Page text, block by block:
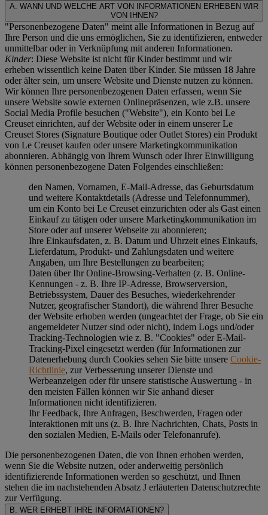
A. WANN UND WELCHE ART VON INFORMATIONEN ERHEBEN WIR
VON IHNEN?
"Personenbezogene Daten" meint alle Informationen in Bezug auf
Ihre Person und die uns ermöglichen, Sie zu identifizieren, entweder
unmittelbar oder in Verknüpfung mit anderen Informationen.
Kinder: Diese Website ist nicht für Kinder bestimmt und wir
erheben wissentlich keine Daten über Kinder. Sie müssen 18 Jahre
oder älter sein, um unsere Website und Dienste nutzen zu können.
Wir können Ihre personenbezogenen Daten erfassen, wenn Sie
unsere Website sowie externen Onlinepräsenzen, wie z.B. unsere
Social Media Profile besuchen ("Website"), ein Konto bei Le
Creuset einrichten, auf der Website oder in einem unserer Le
Creuset Stores (Signature Boutique oder Outlet Stores) ein Produkt
von Le Creuset kaufen oder unsere Marketingkommunikation
abonnieren. Abhängig von Ihrem Wunsch oder Ihrer Einwilligung
können personenbezogene Daten Folgendes einschließen:
den Namen, Vornamen, E-Mail-Adresse, das Geburtsdatum
und weitere Kontaktdetails (Adresse und Telefonnummer),
um ein Konto bei Le Creuset einzurichten oder als Gast einen
Einkauf zu tätigen oder unsere Marketingkommunikation im
Store oder auf unserer Webseite zu abonnieren;
Ihre Einkaufsdaten, z. B. Datum und Uhrzeit eines Einkaufs,
Lieferdatum, Produkt- und Zahlungsdaten und weitere
Angaben, um Ihre Bestellungen zu bearbeiten;
Daten über Ihr Online-Browsing-Verhalten (z. B. Online-
Kennungen - z. B. Ihre IP-Adresse, Browserversion,
Betriebssystem, Dauer des Besuches, wiederkehrender
Nutzer, geografischer Standort), die während Ihrer Besuche
der Website erhoben werden (ungeachtet der Frage, ob Sie ein
angemeldeter Nutzer sind oder nicht), indem Logs und/oder
Tracking-Technologien wie z. B. "Cookies" oder E-Mail-
Tracking-Pixel eingesetzt werden (für Informationen zur
Datenerhebung durch Cookies sehen Sie bitte unsere Cookie-
Richtlinie, zur Verbesserung unserer Dienste und
Werbeanzeigen oder für unsere statistische Auswertung - in
den meisten Fällen können wir Sie anhand dieser
Informationen nicht identifizieren.
Ihr Feedback, Ihre Anfragen, Beschwerden, Fragen oder
Interaktionen mit uns (z. B. Ihre Nachrichten, Chats, Posts in
den sozialen Medien, E-Mails oder Telefonanrufe).
Die personenbezogenen Daten, die von Ihnen erhoben werden,
wenn Sie die Website nutzen, oder anderweitig persönlich
identifizierende Informationen werden so geschützt, und Ihnen
stehen die im nachstehenden Absatz J erläuterten Datenschutzrechte
zur Verfügung.
B. WER ERHEBT IHRE INFORMATIONEN?